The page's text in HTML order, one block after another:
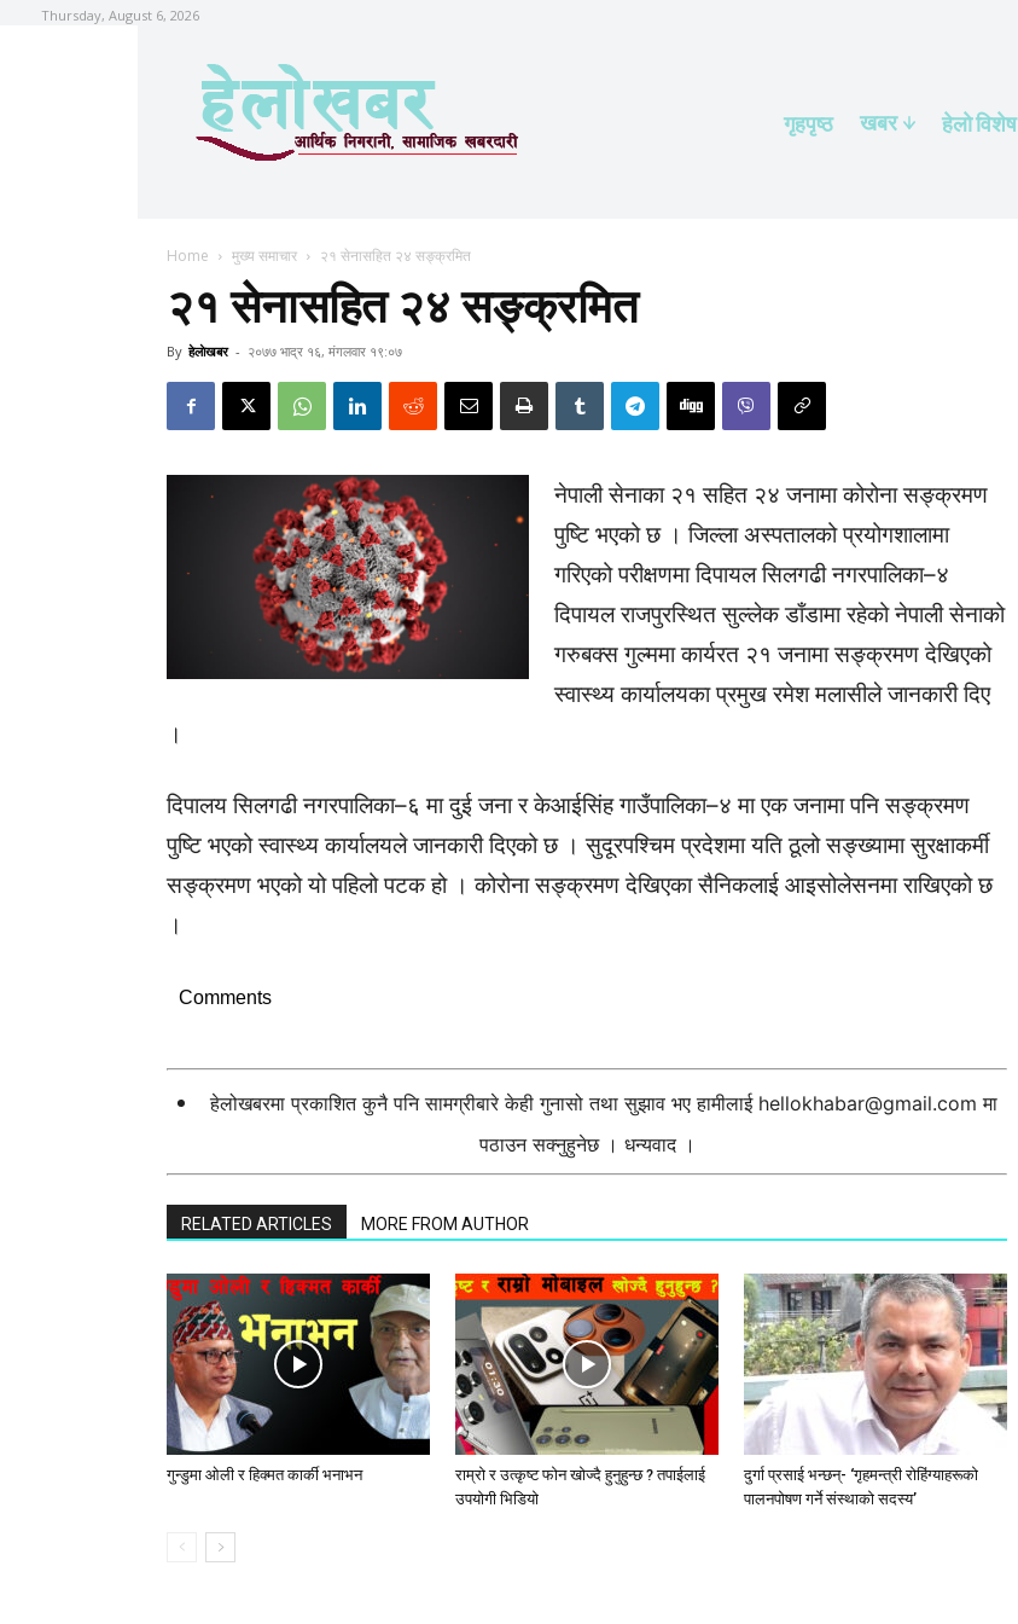
Thursday, August 6, 2026
गृहपृष्ठ खबर हेलाे विशेष
Home मुख्य समाचार २१ सेनासहित २४ सङ्क्रमित
२१ सेनासहित २४ सङ्क्रमित
By हेलाेखबर - २०७७ भाद्र १६, मंगलवार १९:०७
नेपाली सेनाका २१ सहित २४ जनामा कोरोना सङ्क्रमण
पुष्टि भएको छ । जिल्ला अस्पतालको प्रयोगशालामा
गरिएको परीक्षणमा दिपायल सिलगढी नगरपालिका–४
दिपायल राजपुरस्थित सुल्लेक डाँडामा रहेको नेपाली सेनाको
गरुबक्स गुल्ममा कार्यरत २१ जनामा सङ्क्रमण देखिएको
स्वास्थ्य कार्यालयका प्रमुख रमेश मलासीले जानकारी दिए
।
दिपालय सिलगढी नगरपालिका–६ मा दुई जना र केआईसिंह गाउँपालिका–४ मा एक जनामा पनि सङ्क्रमण
पुष्टि भएको स्वास्थ्य कार्यालयले जानकारी दिएको छ । सुदूरपश्चिम प्रदेशमा यति ठूलो सङ्ख्यामा सुरक्षाकर्मी
सङ्क्रमण भएको यो पहिलो पटक हो । कोरोना सङ्क्रमण देखिएका सैनिकलाई आइसोलेसनमा राखिएको छ
।
Comments
हेलोखबरमा प्रकाशित कुनै पनि सामग्रीबारे केही गुनासो तथा सुझाव भए हामीलाई hellokhabar@gmail.com मा
पठाउन सक्नुहुनेछ । धन्यवाद ।
RELATED ARTICLES MORE FROM AUTHOR
गुन्डुमा ओली र हिक्मत कार्की भनाभन
राम्रो र उत्कृष्ट फोन खोज्दै हुनुहुन्छ ? तपाईलाई
उपयोगी भिडियो
दुर्गा प्रसाई भन्छन्- ‘गृहमन्त्री रोहिंग्याहरूको
पालनपोषण गर्ने संस्थाको सदस्य’